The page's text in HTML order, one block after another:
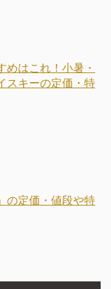
めはこれ！小暑・
スキーの定価・特
の定価・値段や特